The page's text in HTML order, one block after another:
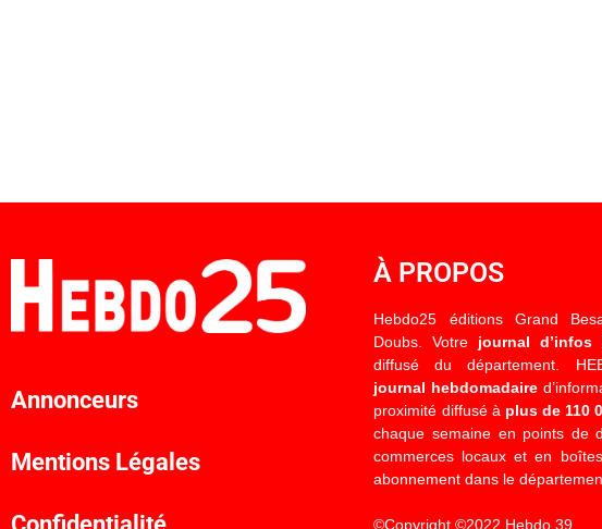
Annonceurs
Mentions Légales
À PROPOS
Hebdo25 éditions Grand
Doubs. Votre journal d’infos
diffusé du département.
journal hebdomadaire
proximité diffusé à plus de 110
chaque semaine en points de
commerces locaux et en
abonnement dans le
©Copyright ©2022 Hebdo 39